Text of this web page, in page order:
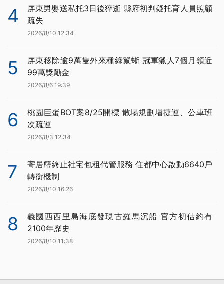
4
屏東男嬰送私托3日後猝逝 縣府初判疑托育人員照顧
疏失
2026/8/10 12:34
5
屏東移除逾9萬隻外來種綠鬣蜥 冠軍獵人7個月領近
99萬獎勵金
2026/8/6 19:39
6
桃園巨蛋BOT案8/25開標 散場規劃增捷運、公車班
次疏運
2026/8/3 12:34
7
寄居蟹終止社宅包租代管服務 住都中心啟動6640戶
轉銜機制
2026/8/10 16:26
8
義國西西里島海底發現古羅馬沉船 官方初估約有
2100年歷史
2026/8/10 11:38